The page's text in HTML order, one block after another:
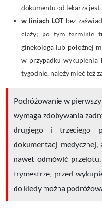
dokumentu od lekarza
w liniach LOTbez
ciąży; po tym terminie
ginekologa lub położnej
w przypadku
tygodnie, należy mieć też
Podróżowanie w
wymaga zdobywania
drugiego i trzeciego
dokumentacji
nawet odmówić
trymestrze, przed
do kiedy można